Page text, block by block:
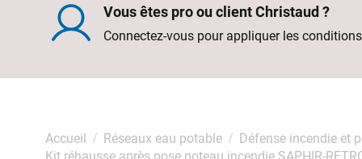
Vous êtes pro ou client Christaud ?
Connectez-vous pour appliquer les
Accueil Réseaux eau potable Défense incendie et